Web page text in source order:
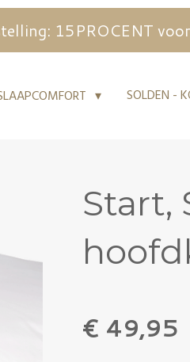
15PROCENT
SOLDEN -
Start,
€ 49,95